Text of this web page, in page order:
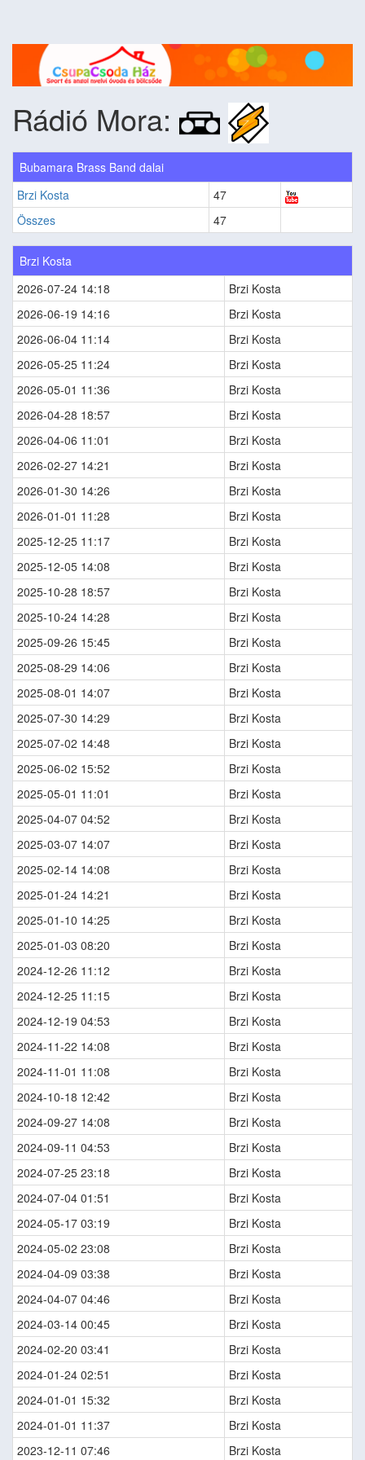
Rádió Mora:
Bubamara Brass Band dalai
Brzi Kosta
47
Összes
47
Brzi Kosta
2026-07-24 14:18
Brzi Kosta
2026-06-19 14:16
Brzi Kosta
2026-06-04 11:14
Brzi Kosta
2026-05-25 11:24
Brzi Kosta
2026-05-01 11:36
Brzi Kosta
2026-04-28 18:57
Brzi Kosta
2026-04-06 11:01
Brzi Kosta
2026-02-27 14:21
Brzi Kosta
2026-01-30 14:26
Brzi Kosta
2026-01-01 11:28
Brzi Kosta
2025-12-25 11:17
Brzi Kosta
2025-12-05 14:08
Brzi Kosta
2025-10-28 18:57
Brzi Kosta
2025-10-24 14:28
Brzi Kosta
2025-09-26 15:45
Brzi Kosta
2025-08-29 14:06
Brzi Kosta
2025-08-01 14:07
Brzi Kosta
2025-07-30 14:29
Brzi Kosta
2025-07-02 14:48
Brzi Kosta
2025-06-02 15:52
Brzi Kosta
2025-05-01 11:01
Brzi Kosta
2025-04-07 04:52
Brzi Kosta
2025-03-07 14:07
Brzi Kosta
2025-02-14 14:08
Brzi Kosta
2025-01-24 14:21
Brzi Kosta
2025-01-10 14:25
Brzi Kosta
2025-01-03 08:20
Brzi Kosta
2024-12-26 11:12
Brzi Kosta
2024-12-25 11:15
Brzi Kosta
2024-12-19 04:53
Brzi Kosta
2024-11-22 14:08
Brzi Kosta
2024-11-01 11:08
Brzi Kosta
2024-10-18 12:42
Brzi Kosta
2024-09-27 14:08
Brzi Kosta
2024-09-11 04:53
Brzi Kosta
2024-07-25 23:18
Brzi Kosta
2024-07-04 01:51
Brzi Kosta
2024-05-17 03:19
Brzi Kosta
2024-05-02 23:08
Brzi Kosta
2024-04-09 03:38
Brzi Kosta
2024-04-07 04:46
Brzi Kosta
2024-03-14 00:45
Brzi Kosta
2024-02-20 03:41
Brzi Kosta
2024-01-24 02:51
Brzi Kosta
2024-01-01 15:32
Brzi Kosta
2024-01-01 11:37
Brzi Kosta
2023-12-11 07:46
Brzi Kosta